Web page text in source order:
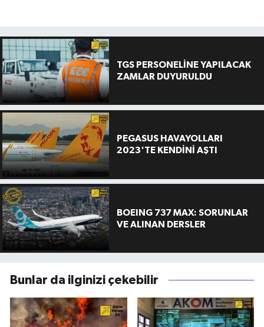
TGS PERSONELİNE YAPILACAK
ZAMLAR DUYURULDU
PEGASUS HAVAYOLLARI
2023'TE KENDİNİ AŞTI
BOEING 737 MAX: SORUNLAR
VE ALINAN DERSLER
Bunlar da ilginizi çekebilir